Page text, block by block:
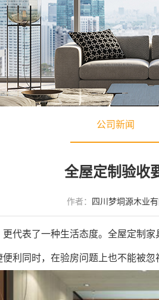
公司新闻
全屋定制验收
作者： 四川梦垌源木业
表了一种生活态度。全屋定制家
利同时，在验房问题上也不能被